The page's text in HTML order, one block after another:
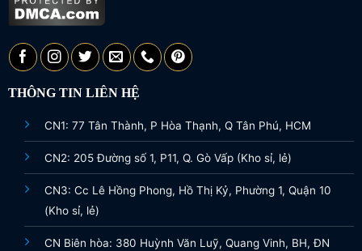
THÔNG TIN LIÊN HỆ
CN1: 77 Tân Thành, P Hòa Thạnh, Q Tân Phú, HCM
CN2: 205 Đường số 1, P11, Q. Gò Vấp (Kho sỉ, lẻ)
CN3: Cc Lê Hồng Phong, Hồ Thị Kỷ, Phường 1, Quận 10
(Kho sỉ, lẻ)
CN Biên hòa: 380 Huỳnh Văn Luỹ, Quang Vinh, BH, ĐN